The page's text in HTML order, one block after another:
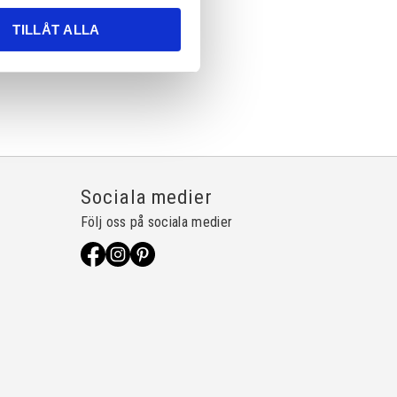
TILLÅT ALLA
Sociala medier
Följ oss på sociala medier